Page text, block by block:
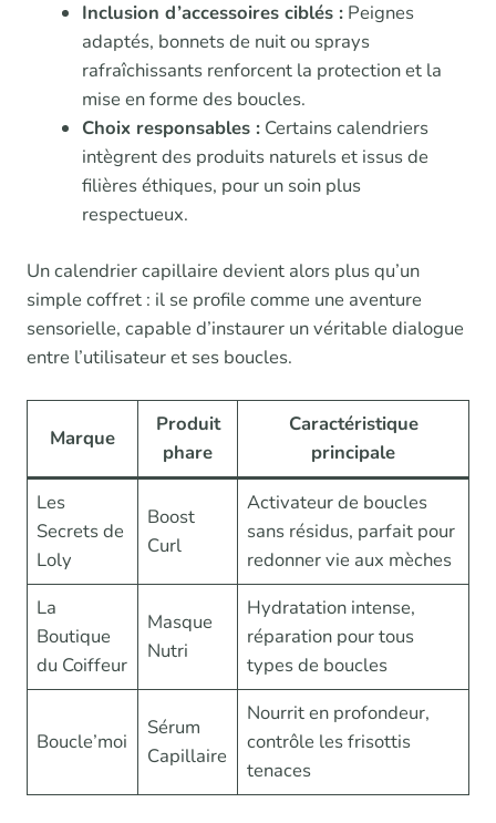
Inclusion d’accessoires ciblés :Peignes
adaptés, bonnets de nuit ou sprays
rafraîchissants renforcent la protection et la
mise en forme des boucles.
Choix responsables :Certains calendriers
intègrent des produits naturels et issus de
filières éthiques, pour un soin plus
respectueux.
Un calendrier capillaire devient alors plus qu’un
simple coffret : il se profile comme une aventure
sensorielle, capable d’instaurer un véritable dialogue
entre l’utilisateur et ses boucles.
Marque
Produit
phare
Caractéristique
principale
Les
Secrets de
Loly
Boost
Curl
Activateur de boucles
sans résidus, parfait pour
redonner vie aux mèches
La
Boutique
du Coiffeur
Masque
Nutri
Hydratation intense,
réparation pour tous
types de boucles
Boucle’moi
Sérum
Capillaire
Nourrit en profondeur,
contrôle les frisottis
tenaces